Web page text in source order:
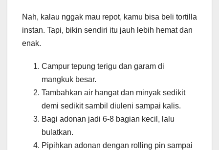
Nah, kalau nggak mau repot, kamu bisa beli tortilla
instan. Tapi, bikin sendiri itu jauh lebih hemat dan
enak.
Campur tepung terigu dan garam di
mangkuk besar.
Tambahkan air hangat dan minyak sedikit
demi sedikit sambil diuleni sampai kalis.
Bagi adonan jadi 6-8 bagian kecil, lalu
bulatkan.
Pipihkan adonan dengan rolling pin sampai